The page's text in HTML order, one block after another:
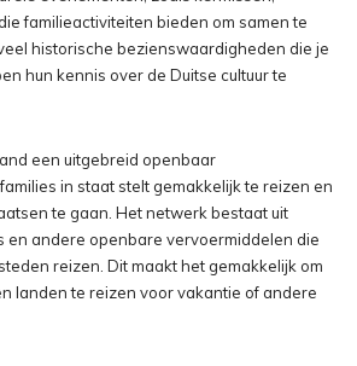
familieactiviteiten bieden om samen te
historische bezienswaardigheden die je
hun kennis over de Duitse cultuur te
een uitgebreid openbaar
in staat stelt gemakkelijk te reizen en
te gaan. Het netwerk bestaat uit
en andere openbare vervoermiddelen die
reizen. Dit maakt het gemakkelijk om
landen te reizen voor vakantie of andere